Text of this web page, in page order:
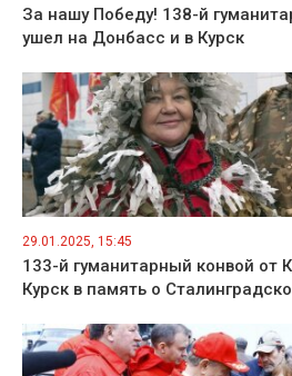
За нашу Победу! 138-й
ушел на Донбасс и в Курск
29.01.2025, 15:45
133-й гуманитарный конвой от
Курск в память о